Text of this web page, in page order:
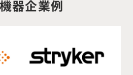
器企業例